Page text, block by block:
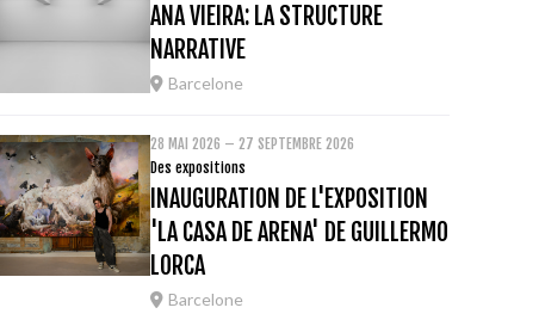
ANA VIEIRA: LA STRUCTURE
NARRATIVE
Barcelone
28 MAI 2026 – 27 SEPTEMBRE 2026
Des expositions
INAUGURATION DE L'EXPOSITION
'LA CASA DE ARENA' DE GUILLERMO
LORCA
Barcelone